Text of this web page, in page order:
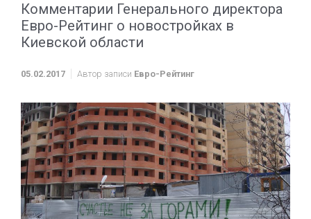
Комментарии Генерального директора
Евро-Рейтинг о новостройках в
Киевской области
05.02.2017 Автор записи Евро-Рейтинг